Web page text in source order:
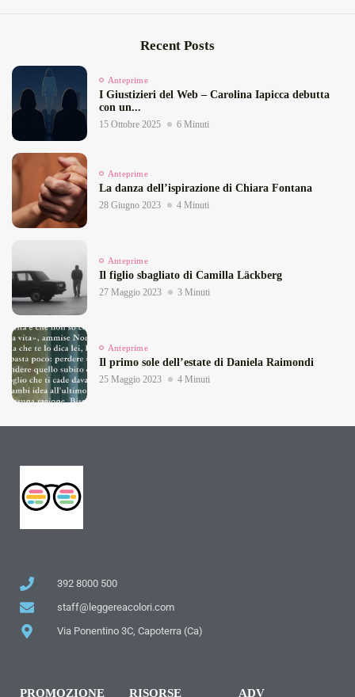
Recent Posts
Anteprime
I Giustizieri del Web – Carolina Iapicca debutta
con un...
15 Ottobre 2025 6 Minuti
Anteprime
La danza dell’ispirazione di Chiara Fontana
28 Giugno 2023 4 Minuti
Anteprime
Il figlio sbagliato di Camilla Läckberg
27 Maggio 2023 3 Minuti
Anteprime
Il primo sole dell’estate di Daniela Raimondi
25 Maggio 2023 4 Minuti
392 8000 500
staff@leggereacolori.com
Via Ponentino 3C, Capoterra (Ca)
PROMOZIONE
RISORSE ADV